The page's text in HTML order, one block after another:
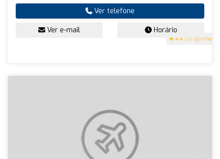
4.4 (36 opiniões)
Ver telefone
Ver e-mail Horário